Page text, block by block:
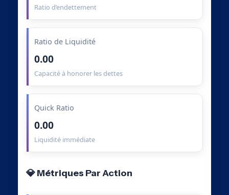
Ratio d’endettement
Ratio de Liquidité
0.00
Capacité à honorer les dettes
Quick Ratio
0.00
Liquidité immédiate
💎 Métriques Par Action